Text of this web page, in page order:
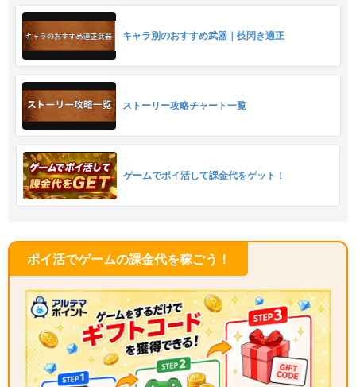
キャラ別のおすすめ武器｜技閃き適正
ストーリー攻略チャート一覧
ゲームでポイ活して課金代をゲット！
ポイ活でゲームの課金代を稼ごう！